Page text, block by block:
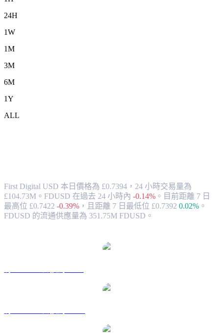
24H
1W
1M
3M
6M
1Y
ALL
First Digital USD 本日價格為 £0.7394，24 小時交易量為
£104.73M。FDUSD 在過去 24 小時內 -0.14% 。 目前距離 7 日
最高位 £0.7422 -0.39% ， 且距離 7 日最低位 £0.7392 0.02% 。
FDUSD 的流通供應量為 351.75M FDUSD。